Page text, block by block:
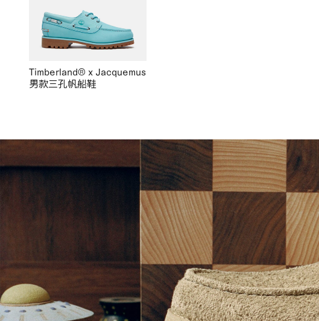
Timberland® x Jacquemus
男款三孔帆船鞋